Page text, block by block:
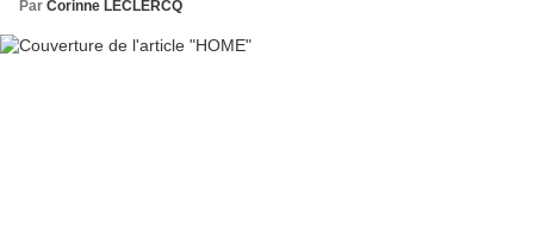
Par Corinne LECLERCQ